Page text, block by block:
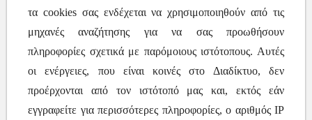
τα cookies σας ενδέχεται να χρησιμοποιηθούν από τις
μηχανές αναζήτησης για να σας προωθήσουν
πληροφορίες σχετικά με παρόμοιους ιστότοπους. Αυτές
οι ενέργειες, που είναι κοινές στο Διαδίκτυο, δεν
προέρχονται από τον ιστότοπό μας και, εκτός εάν
εγγραφείτε για περισσότερες πληροφορίες, ο αριθμός IP